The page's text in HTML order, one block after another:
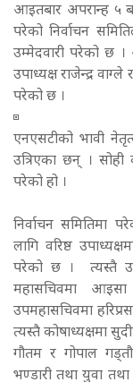
आइतबार अपरान्ह ५
परेको निर्वाचन
उम्मेदवारी परेको छ ।
उपाध्यक्ष राजेन्द्र
परेको छ ।
एनएसटीको भावी
उत्रिएका छन् ।
परेको हो ।
निर्वाचन समितिमा
लागि वरिष्ठ
परेको छ । त्यस्तै
महासचिवमा
उपमहासचिवमा
त्यस्तै कोषाध्यक्षमा
गौतम र गोपाल
भण्डारी तथा युवा